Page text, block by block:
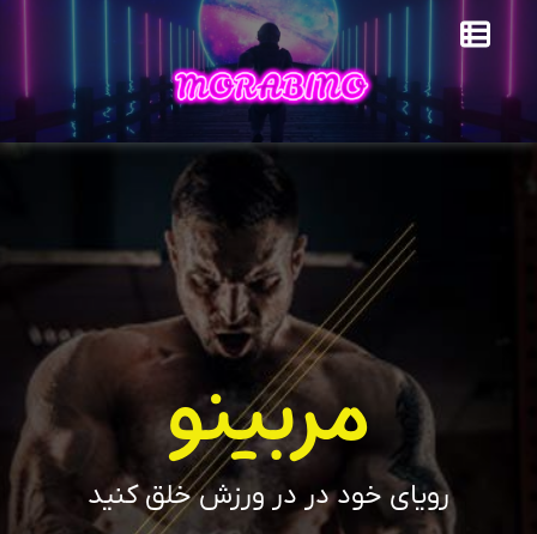
مربینو
رویای خود در در ورزش خلق کنید